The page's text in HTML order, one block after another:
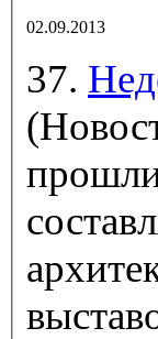
02.09.2013
37.